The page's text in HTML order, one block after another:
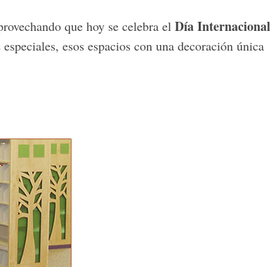
que hoy se celebra el Día Internacional
esos espacios con una decoración única